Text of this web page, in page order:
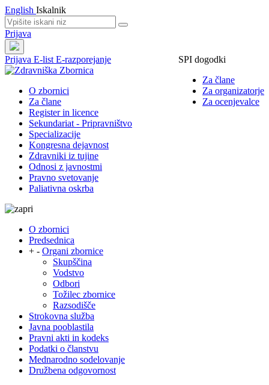
English Iskalnik
Prijava
Prijava
SPI dogodki
Za člane
Za organizatorje
Za ocenjevalce
E-list E-razporejanje
O zbornici
Za člane
Register in licence
Sekundariat - Pripravništvo
Specializacije
Kongresna dejavnost
Zdravniki iz tujine
Odnosi z javnostmi
Pravno svetovanje
Paliativna oskrba
O zbornici
Predsednica
+ - Organi zbornice
Skupščina
Vodstvo
Odbori
Tožilec zbornice
Razsodišče
Strokovna služba
Javna pooblastila
Pravni akti in kodeks
Podatki o članstvu
Mednarodno sodelovanje
Družbena odgovornost